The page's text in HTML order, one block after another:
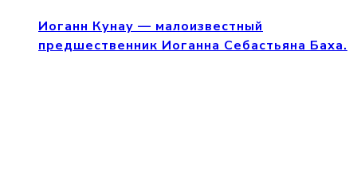
Иоганн Кунау — малоизвестный
предшественник Иоганна Себастьяна Баха.